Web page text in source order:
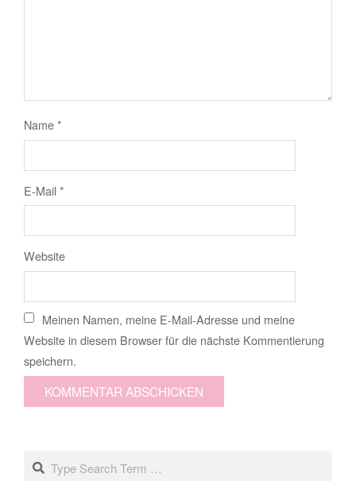
Name*
E-Mail*
Website
Meinen Namen, meine E-Mail-Adresse und meine
Website in diesem Browser für die nächste Kommentierung
speichern.
Search